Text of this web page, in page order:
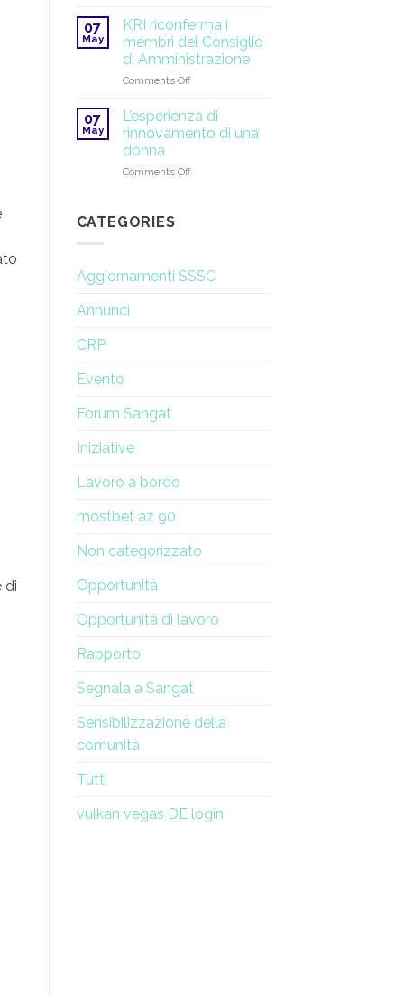
di
professionale
specialistica
SuperHealth
07
May
KRI riconferma i
membri del Consiglio
di Amministrazione
Comments Offon
riconferma
i
membri
Consiglio
07
May
L’esperienza di
rinnovamento di una
donna
Comments Offon
CATEGORIES
Aggiornamenti SSSC
Annunci
CRP
Evento
Forum Sangat
Iniziative
Lavoro a bordo
mostbet az 90
Non categorizzato
Opportunità
Opportunità di lavoro
Rapporto
Segnala a Sangat
Sensibilizzazione della
comunità
Tutti
vulkan vegas DE login